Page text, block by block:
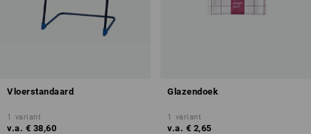
Vloerstandaard
1 variant
v.a. € 38,60
Glazendoek
1 variant
v.a. € 2,65